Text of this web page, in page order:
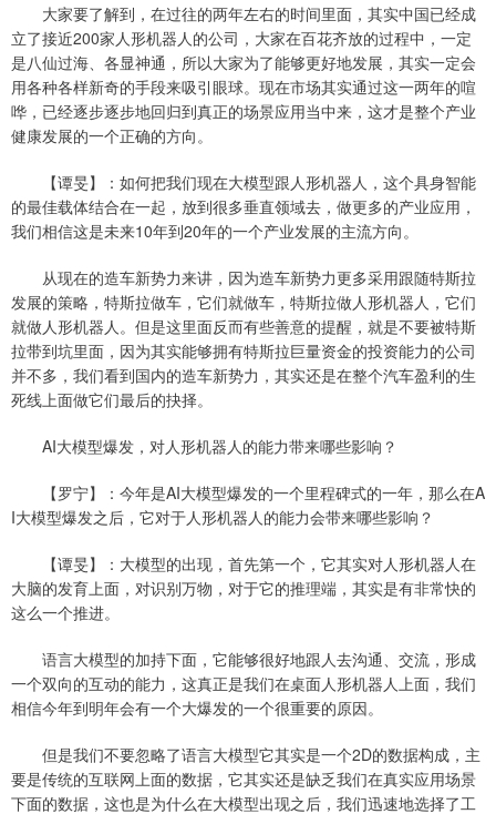
大家要了解到，在过往的两年左右的时间里面，其实中国已经成
立了接近200家人形机器人的公司，大家在百花齐放的过程中，一定
是八仙过海、各显神通，所以大家为了能够更好地发展，其实一定会
用各种各样新奇的手段来吸引眼球。现在市场其实通过这一两年的喧
哗，已经逐步逐步地回归到真正的场景应用当中来，这才是整个产业
健康发展的一个正确的方向。
【谭旻】：如何把我们现在大模型跟人形机器人，这个具身智能
的最佳载体结合在一起，放到很多垂直领域去，做更多的产业应用，
我们相信这是未来10年到20年的一个产业发展的主流方向。
从现在的造车新势力来讲，因为造车新势力更多采用跟随特斯拉
发展的策略，特斯拉做车，它们就做车，特斯拉做人形机器人，它们
就做人形机器人。但是这里面反而有些善意的提醒，就是不要被特斯
拉带到坑里面，因为其实能够拥有特斯拉巨量资金的投资能力的公司
并不多，我们看到国内的造车新势力，其实还是在整个汽车盈利的生
死线上面做它们最后的抉择。
AI大模型爆发，对人形机器人的能力带来哪些影响？
【罗宁】：今年是AI大模型爆发的一个里程碑式的一年，那么在A
I大模型爆发之后，它对于人形机器人的能力会带来哪些影响？
【谭旻】：大模型的出现，首先第一个，它其实对人形机器人在
大脑的发育上面，对识别万物，对于它的推理端，其实是有非常快的
这么一个推进。
语言大模型的加持下面，它能够很好地跟人去沟通、交流，形成
一个双向的互动的能力，这真正是我们在桌面人形机器人上面，我们
相信今年到明年会有一个大爆发的一个很重要的原因。
但是我们不要忽略了语言大模型它其实是一个2D的数据构成，主
要是传统的互联网上面的数据，它其实还是缺乏我们在真实应用场景
下面的数据，这也是为什么在大模型出现之后，我们迅速地选择了工